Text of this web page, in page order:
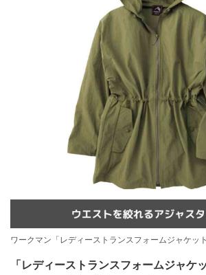
ワークマン「レディーストランスフォームジャケッ
「レディーストランスフォームジャケ